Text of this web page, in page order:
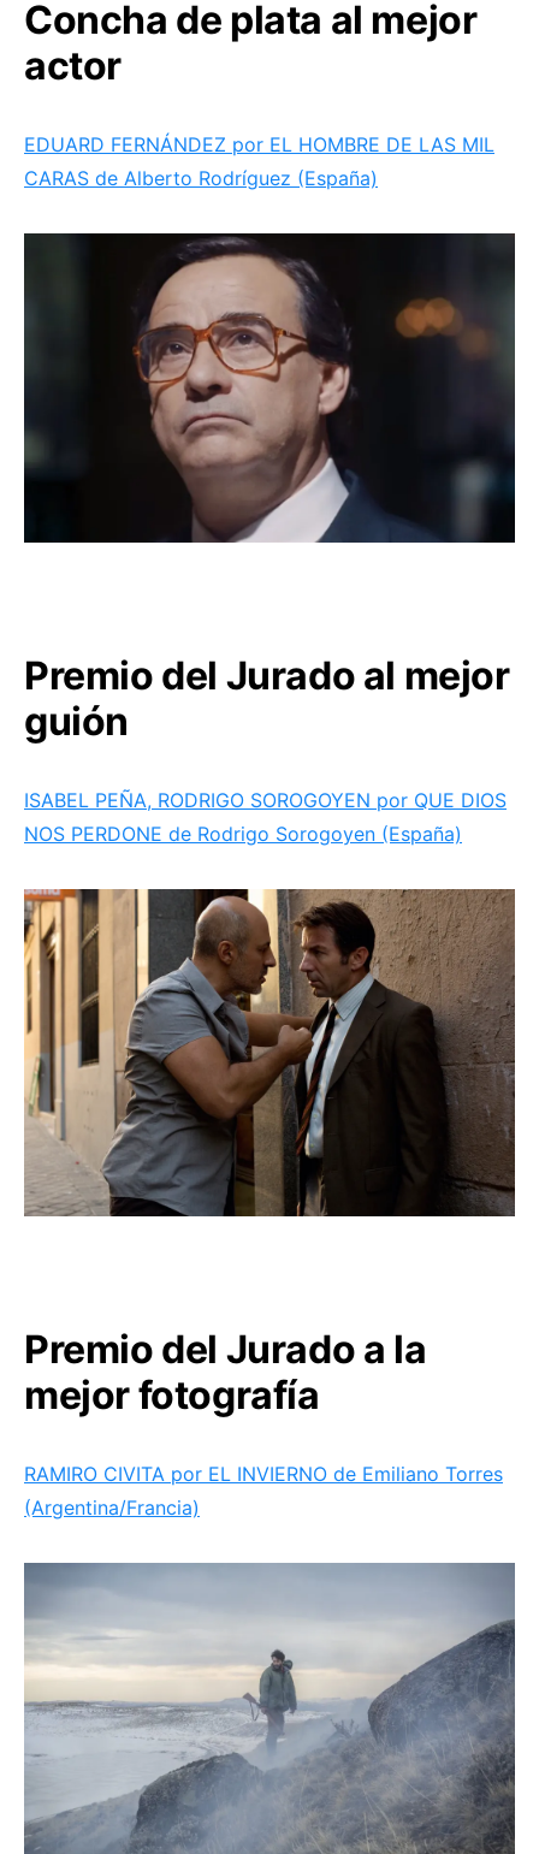
Concha de plata al mejor
actor
EDUARD FERNÁNDEZ por EL HOMBRE DE LAS MIL
CARAS de Alberto Rodríguez (España)
Premio del Jurado al mejor
guión
ISABEL PEÑA, RODRIGO SOROGOYEN por QUE DIOS
NOS PERDONE de Rodrigo Sorogoyen (España)
Premio del Jurado a la
mejor fotografía
RAMIRO CIVITA por EL INVIERNO de Emiliano Torres
(Argentina/Francia)